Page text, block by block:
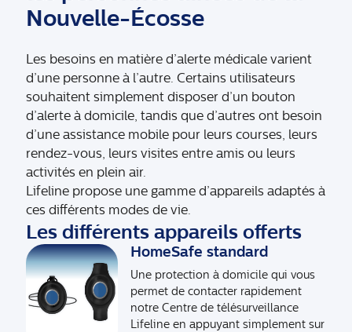
Nouvelle-Écosse
Les besoins en matière d’alerte médicale varient
d’une personne à l’autre. Certains utilisateurs
souhaitent simplement disposer d’un bouton
d’alerte à domicile, tandis que d’autres ont besoin
d’une assistance mobile pour leurs courses, leurs
rendez-vous, leurs visites entre amis ou leurs
activités en plein air.
Lifeline propose une gamme d’appareils adaptés à
ces différents modes de vie.
Les différents appareils offerts
HomeSafe standard
Une protection à domicile qui vous
permet de contacter rapidement
notre Centre de télésurveillance
Lifeline en appuyant simplement sur